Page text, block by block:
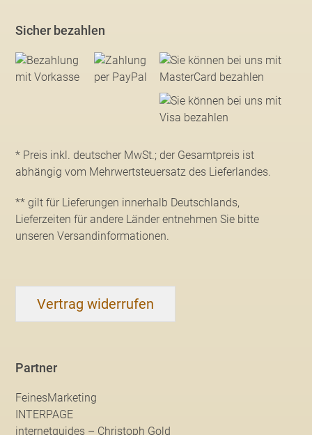
Sicher bezahlen
* Preis inkl. deutscher MwSt.; der Gesamtpreis ist
abhängig vom Mehrwertsteuersatz des Lieferlandes.
** gilt für Lieferungen innerhalb Deutschlands,
Lieferzeiten für andere Länder entnehmen Sie bitte
unseren Versandinformationen.
Vertrag widerrufen
Partner
FeinesMarketing
INTERPAGE
internetguides – Christoph Gold